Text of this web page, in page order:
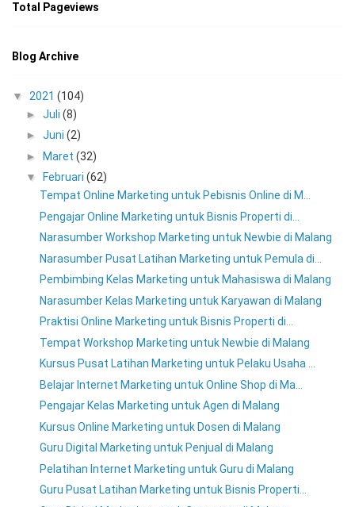
Total Pageviews
Blog Archive
▼ 2021 (104)
► Juli (8)
► Juni (2)
► Maret (32)
▼
Februari (62)
Tempat Online Marketing untuk Pebisnis Online di M...
Pengajar Online Marketing untuk Bisnis Properti di...
Narasumber Workshop Marketing untuk Newbie di Malang
Narasumber Pusat Latihan Marketing untuk Pemula di...
Pembimbing Kelas Marketing untuk Mahasiswa di Malang
Narasumber Kelas Marketing untuk Karyawan di Malang
Praktisi Online Marketing untuk Bisnis Properti di...
Tempat Workshop Marketing untuk Newbie di Malang
Kursus Pusat Latihan Marketing untuk Pelaku Usaha ...
Belajar Internet Marketing untuk Online Shop di Ma...
Pengajar Kelas Marketing untuk Agen di Malang
Kursus Online Marketing untuk Dosen di Malang
Guru Digital Marketing untuk Penjual di Malang
Pelatihan Internet Marketing untuk Guru di Malang
Guru Pusat Latihan Marketing untuk Bisnis Properti...